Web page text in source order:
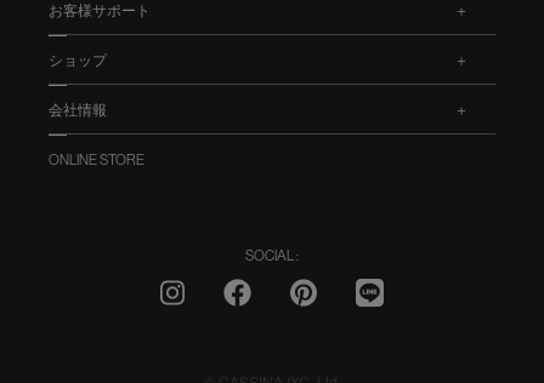
お客様サポート
ショップ
会社情報
ONLINE STORE
SOCIAL :